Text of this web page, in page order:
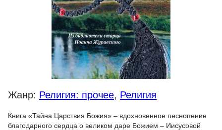
Жанр: Религия: прочее, Религия
Книга «Тайна Царствия Божия» – вдохновенное песнопение
благодарного сердца о великом даре Божием – Иисусовой